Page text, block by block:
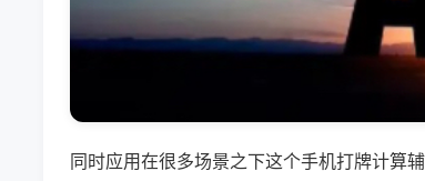
同时应用在很多场景之下这个手机打牌计算